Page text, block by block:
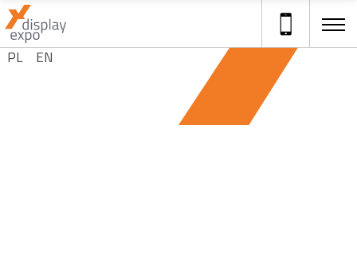
Wybierz swój język
PL EN
Stojaki reklamowe